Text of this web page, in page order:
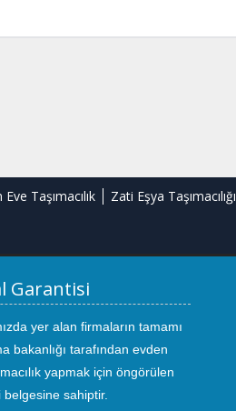
Taşımacılık Zati Eşya Taşımacılığı
Garantisi
yer alan firmaların tamamı
bakanlığı tarafından evden
yapmak için öngörülen
belgesine sahiptir.